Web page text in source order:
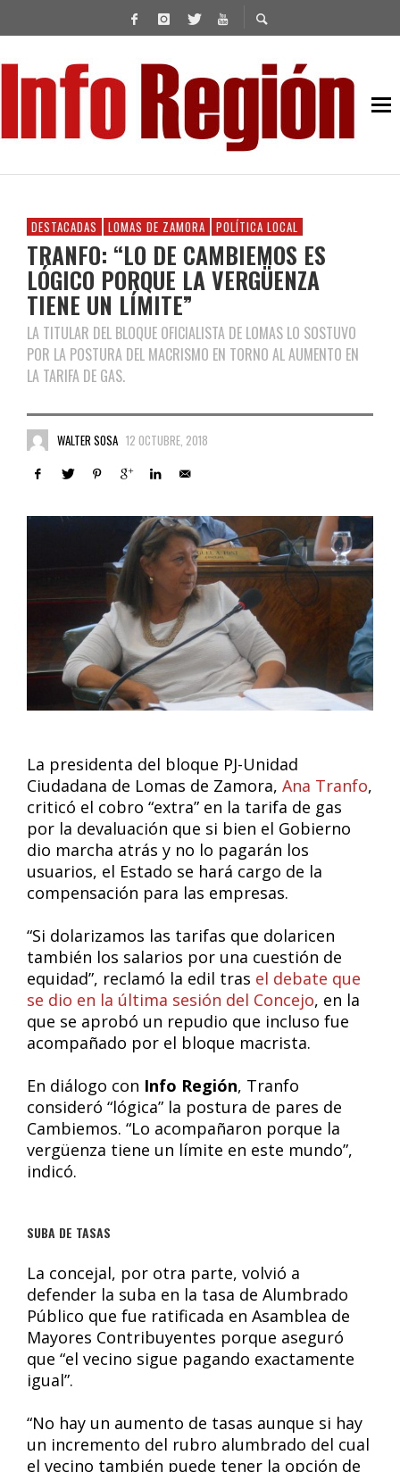
DESTACADAS LOMAS DE ZAMORA POLÍTICA LOCAL
TRANFO: “LO DE CAMBIEMOS ES
LÓGICO PORQUE LA VERGÜENZA
TIENE UN LÍMITE”
LA TITULAR DEL BLOQUE OFICIALISTA DE LOMAS LO SOSTUVO
POR LA POSTURA DEL MACRISMO EN TORNO AL AUMENTO EN
LA TARIFA DE GAS.
WALTER SOSA 12 OCTUBRE, 2018
La presidenta del bloque PJ-Unidad
Ciudadana de Lomas de Zamora, Ana Tranfo,
criticó el cobro “extra” en la tarifa de gas
por la devaluación que si bien el Gobierno
dio marcha atrás y no lo pagarán los
usuarios, el Estado se hará cargo de la
compensación para las empresas.
“Si dolarizamos las tarifas que dolaricen
también los salarios por una cuestión de
equidad”, reclamó la edil tras el debate que
se dio en la última sesión del Concejo, en la
que se aprobó un repudio que incluso fue
acompañado por el bloque macrista.
En diálogo con Info Región, Tranfo
consideró “lógica” la postura de pares de
Cambiemos. “Lo acompañaron porque la
vergüenza tiene un límite en este mundo”,
indicó.
SUBA DE TASAS
La concejal, por otra parte, volvió a
defender la suba en la tasa de Alumbrado
Público que fue ratificada en Asamblea de
Mayores Contribuyentes porque aseguró
que “el vecino sigue pagando exactamente
igual”.
“No hay un aumento de tasas aunque si hay
un incremento del rubro alumbrado del cual
el vecino también puede tener la opción de